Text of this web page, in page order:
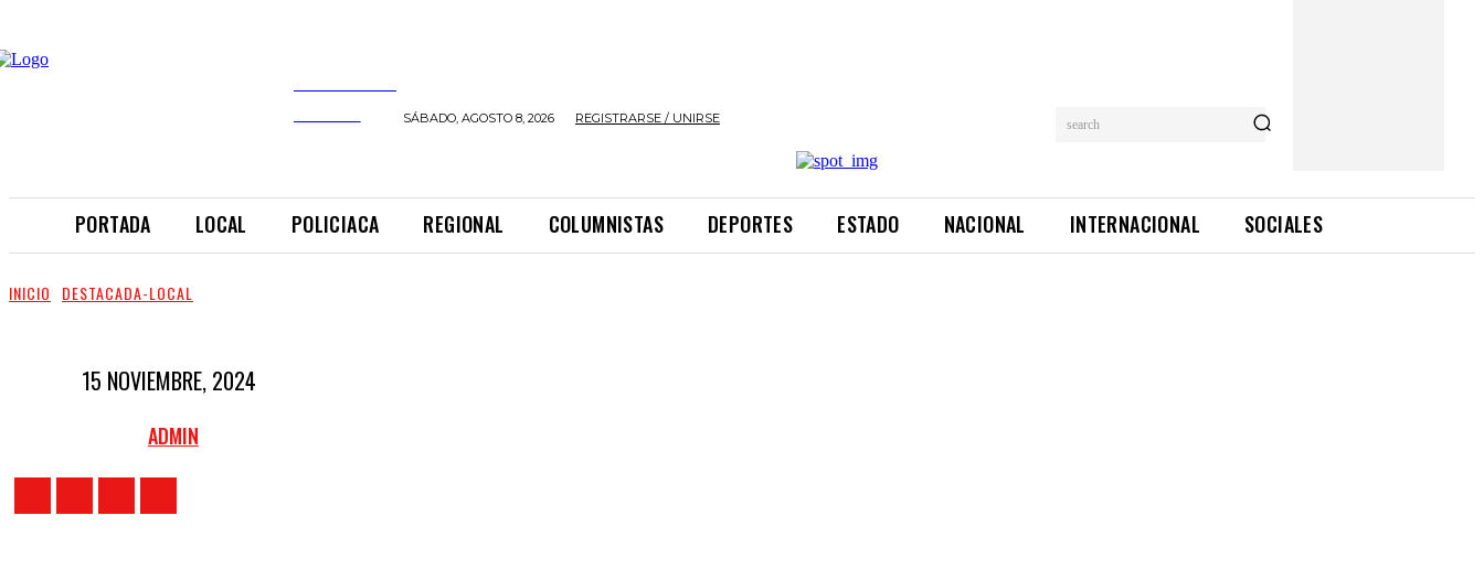
SÁBADO, AGOSTO 8, 2026 REGISTRARSE / UNIRSE search
PORTADA LOCAL POLICIACA REGIONAL COLUMNISTAS DEPORTES ESTADO NACIONAL INTERNACIONAL SOCIALES
INICIO DESTACADA-LOCAL
15 NOVIEMBRE, 2024
ADMIN